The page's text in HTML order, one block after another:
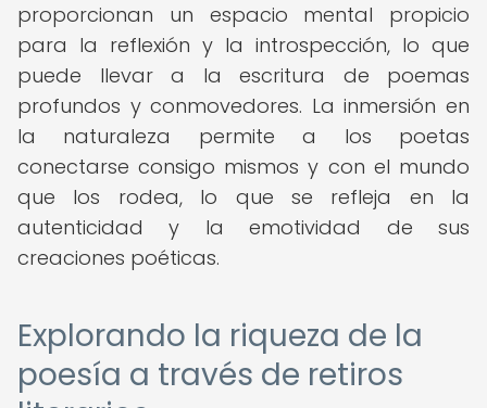
proporcionan un espacio mental propicio
para la reflexión y la introspección, lo que
puede llevar a la escritura de poemas
profundos y conmovedores. La inmersión en
la naturaleza permite a los poetas
conectarse consigo mismos y con el mundo
que los rodea, lo que se refleja en la
autenticidad y la emotividad de sus
creaciones poéticas.
Explorando la riqueza de la
poesía a través de retiros